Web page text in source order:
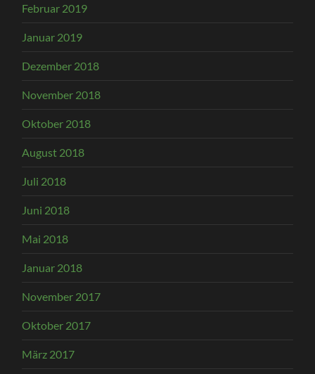
Februar 2019
Januar 2019
Dezember 2018
November 2018
Oktober 2018
August 2018
Juli 2018
Juni 2018
Mai 2018
Januar 2018
November 2017
Oktober 2017
März 2017